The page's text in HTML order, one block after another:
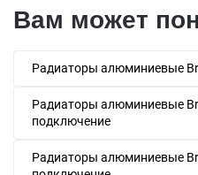
Вам может
Радиаторы алюминиевые
Радиаторы алюминиевые
подключение
Радиаторы алюминиевые